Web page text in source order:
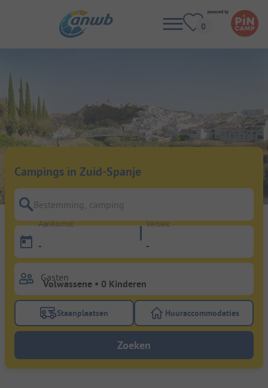
Campings in Zuid-Spanje
Bestemming, camping
Aankomst
-
Vertrek
-
Gasten
Gebruik de filterknop staanplaatsen om te zoeken
Staanplaatsen Gebruik de
Huuraccommodaties
Zoeken